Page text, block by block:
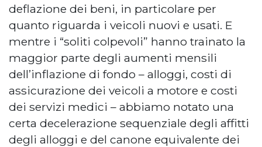
deflazione dei beni, in particolare per
quanto riguarda i veicoli nuovi e usati. E
mentre i “soliti colpevoli” hanno trainato la
maggior parte degli aumenti mensili
dell’inflazione di fondo – alloggi, costi di
assicurazione dei veicoli a motore e costi
dei servizi medici – abbiamo notato una
certa decelerazione sequenziale degli affitti
degli alloggi e del canone equivalente dei